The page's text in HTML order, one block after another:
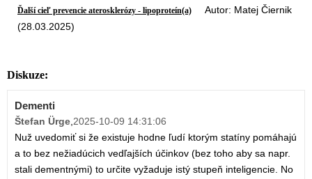
Ďalší cieľ prevencie aterosklerózy - lipoproteín(a) Autor: Matej Čiernik
(28.03.2025)
Diskuze:
Dementi
Štefan Ürge,2025-10-09 14:31:06
Nuž uvedomiť si že existuje hodne ľudí ktorým statíny pomáhajú
a to bez nežiadúcich vedľajších účinkov (bez toho aby sa napr.
stali dementnými) to určite vyžaduje istý stupeň inteligencie. No